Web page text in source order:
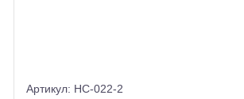
Артикул: HC-022-2